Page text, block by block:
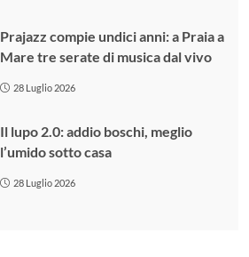
Prajazz compie undici anni: a Praia a
Mare tre serate di musica dal vivo
28 Luglio 2026
Il lupo 2.0: addio boschi, meglio
l’umido sotto casa
28 Luglio 2026